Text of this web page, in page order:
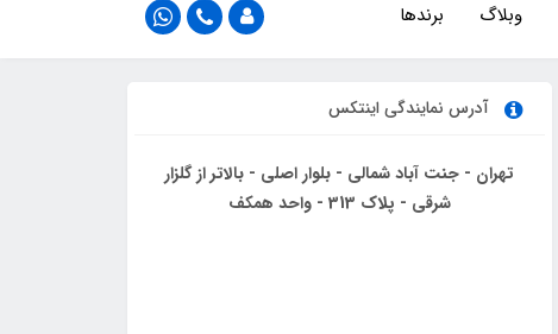
وبلاگ برندها
آدرس نمایندگی اینتکس
تهران - جنت آباد شمالی - بلوار اصلی - بالاتر از گلزار
شرقی - پلاک 313 - واحد همکف